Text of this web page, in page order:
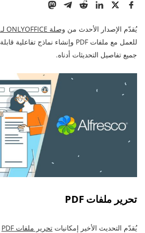
يُقدّم الإصدار الأحدث من وصلة ONLYOFFICE لـ Alfresco
جميع تفاصيل التحديثات أدناه.
تحرير ملفات PDF
يُقدّم التحديث الأخير إمكانيات تحرير ملفات PDF